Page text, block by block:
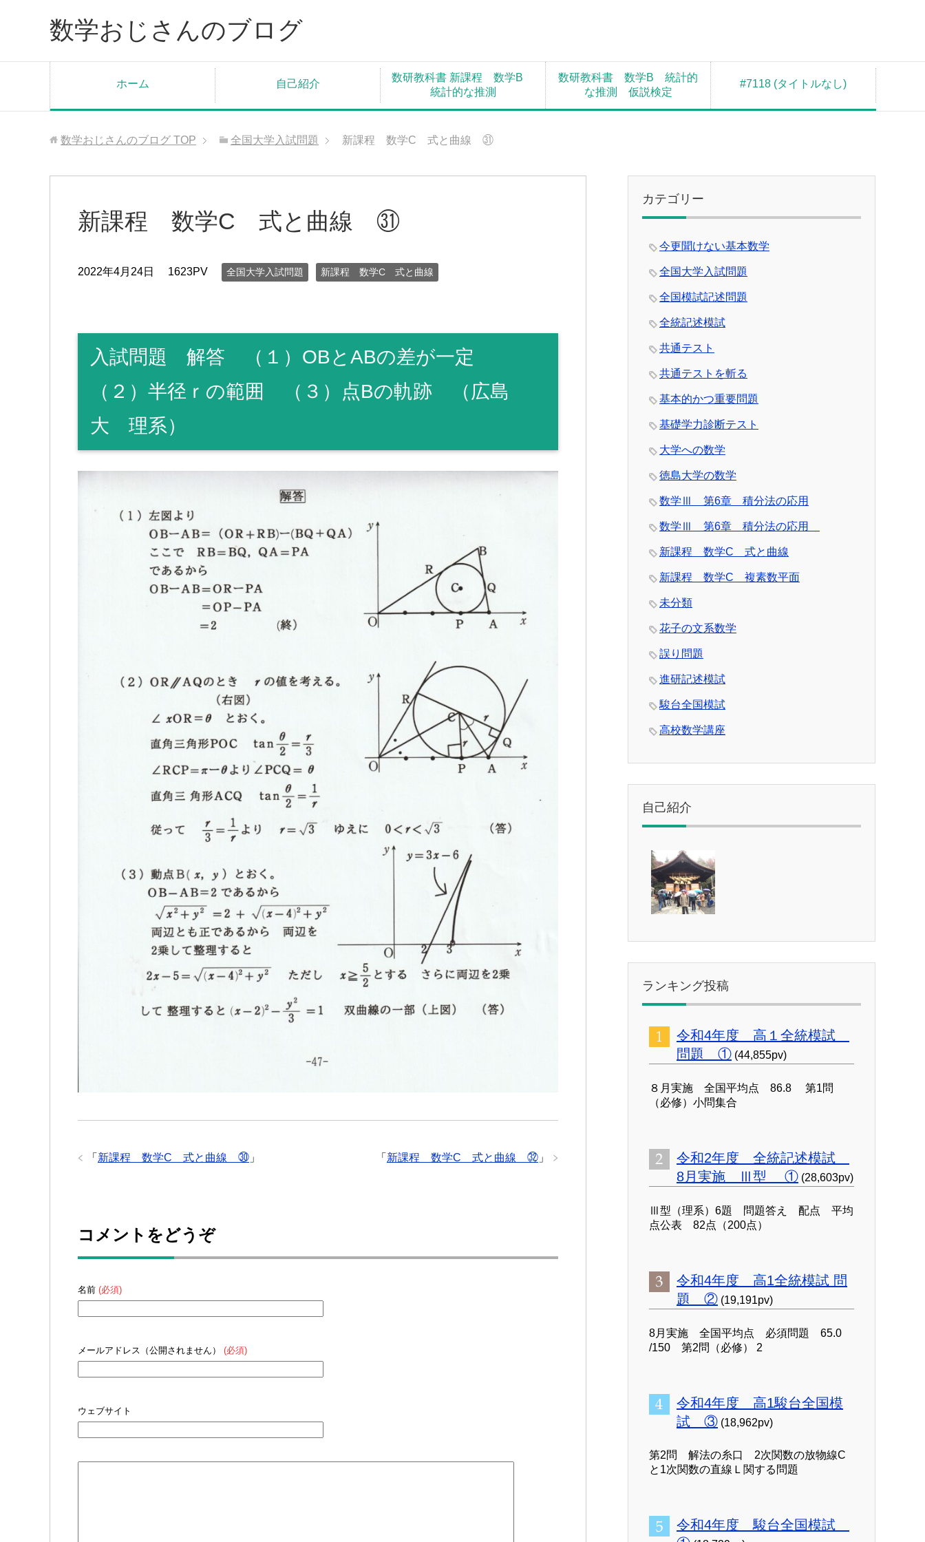
数学おじさんのブログ
ホーム 自己紹介
数研教科書 新課程 数学B
統計的な推測
数研教科書 数学B 統計的
な推測 仮説検定
#7118 (タイトルなし)
数学おじさんのブログ TOP 全国大学入試問題 新課程 数学C 式と曲線 ㉛
新課程 数学C 式と曲線 ㉛
2022年4月24日 1623PV 全国大学入試問題 新課程 数学C 式と曲線
入試問題 解答 （１）OBとABの差が一定
（２）半径ｒの範囲 （３）点Bの軌跡 （広島
大 理系）
「 新課程 数学C 式と曲線 ㉜ 」
「 新課程 数学C 式と曲線 ㉚ 」
コメントをどうぞ
名前 (必須)
メールアドレス（公開されません） (必須)
ウェブサイト
カテゴリー
今更聞けない基本数学
全国大学入試問題
全国模試記述問題
全統記述模試
共通テスト
共通テストを斬る
基本的かつ重要問題
基礎学力診断テスト
大学への数学
徳島大学の数学
数学Ⅲ 第6章 積分法の応用
数学Ⅲ 第6章 積分法の応用
新課程 数学C 式と曲線
新課程 数学C 複素数平面
未分類
花子の文系数学
誤り問題
進研記述模試
駿台全国模試
高校数学講座
自己紹介
ランキング投稿
令和4年度 高１全統模試
問題 ① (44,855pv)
８月実施 全国平均点 86.8 第1問
（必修）小問集合
令和2年度 全統記述模試
8月実施 Ⅲ型 ① (28,603pv)
Ⅲ型（理系）6題 問題答え 配点 平均
点公表 82点（200点）
令和4年度 高1全統模試 問
題 ② (19,191pv)
8月実施 全国平均点 必須問題 65.0
/150 第2問（必修） 2
令和4年度 高1駿台全国模
試 ③ (18,962pv)
第2問 解法の糸口 2次関数の放物線C
と1次関数の直線Ｌ関する問題
令和4年度 駿台全国模試